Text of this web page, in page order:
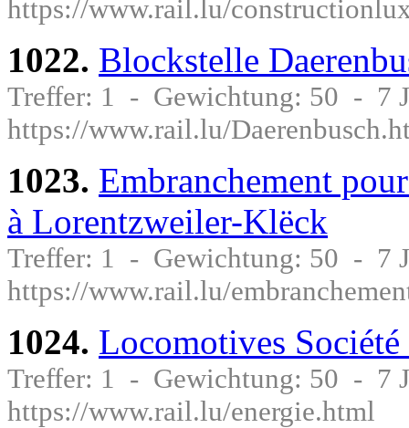
https://www.rail.lu/
1022. Blockstelle
Treffer: 1 - Gewichtung: 50 - 7
https://www.rail.lu/
1023. Embranchement
à Lorentzweiler-Klëck
Treffer: 1 - Gewichtung: 50 - 7
https://www.rail.lu/
1024. Locomotives
Treffer: 1 - Gewichtung: 50 - 7
https://www.rail.lu/energie.html